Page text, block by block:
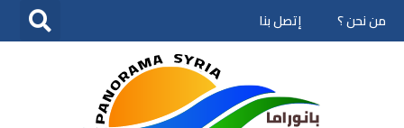
تخطى
من نحن ؟ إتصل بنا